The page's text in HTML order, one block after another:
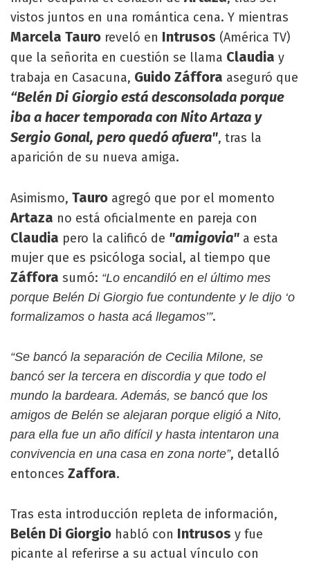
vistos juntos en una romántica cena. Y mientras
Marcela Tauro reveló en Intrusos (América TV)
que la señorita en cuestión se llama Claudia y
trabaja en Casacuna, Guido Záffora aseguró que
“Belén Di Giorgio está desconsolada porque
iba a hacer temporada con Nito Artaza y
Sergio Gonal, pero quedó afuera", tras la
aparición de su nueva amiga.
Asimismo, Tauro agregó que por el momento
Artaza no está oficialmente en pareja con
Claudia pero la calificó de "amigovia" a esta
mujer que es psicóloga social, al tiempo que
Záffora sumó: “Lo encandiló en el último mes
porque Belén Di Giorgio fue contundente y le dijo ‘o
formalizamos o hasta acá llegamos’”.
“Se bancó la separación de Cecilia Milone, se
bancó ser la tercera en discordia y que todo el
mundo la bardeara. Además, se bancó que los
amigos de Belén se alejaran porque eligió a Nito,
para ella fue un año difícil y hasta intentaron una
convivencia en una casa en zona norte”, detalló
entonces Zaffora.
Tras esta introducción repleta de información,
Belén Di Giorgio habló con Intrusos y fue
picante al referirse a su actual vínculo con